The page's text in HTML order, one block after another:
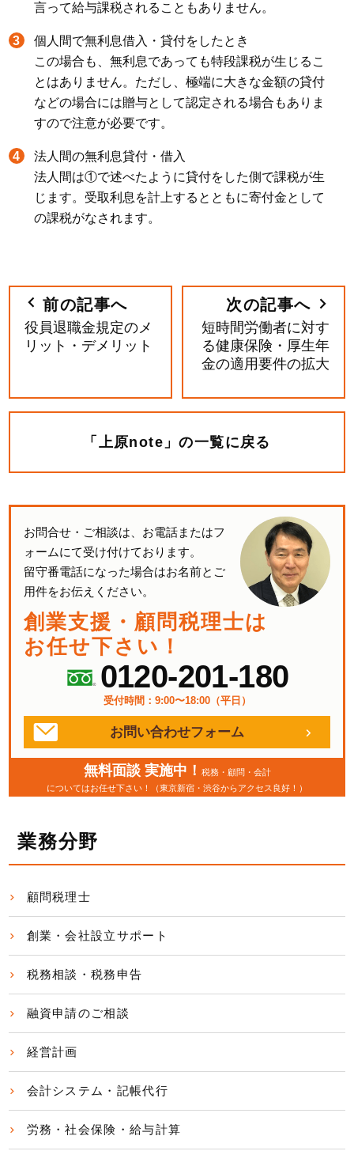
言って給与課税されることもありません。
個人間で無利息借入・貸付をしたとき
この場合も、無利息であっても特段課税が生じるこ
とはありません。ただし、極端に大きな金額の貸付
などの場合には贈与として認定される場合もありま
すので注意が必要です。
法人間の無利息貸付・借入
法人間は①で述べたように貸付をした側で課税が生
じます。受取利息を計上するとともに寄付金として
の課税がなされます。
前の記事へ
役員退職金規定のメ
リット・デメリット
次の記事へ
短時間労働者に対す
る健康保険・厚生年
金の適用要件の拡大
「上原note」の一覧に戻る
お問合せ・ご相談は、お電話またはフ
ォームにて受け付けております。
留守番電話になった場合はお名前とご
用件をお伝えください。
創業支援・顧問税理士は
お任せ下さい！
0120-201-180
受付時間：9:00〜18:00（平日）
お問い合わせフォーム
無料面談 実施中！ 税務・顧問・会計
についてはお任せ下さい！（東京新宿・渋谷からアクセス良好！）
業務分野
顧問税理士
創業・会社設立サポート
税務相談・税務申告
融資申請のご相談
経営計画
会計システム・記帳代行
労務・社会保険・給与計算